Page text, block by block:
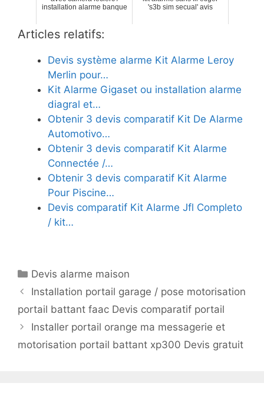
installation alarme banque
's3b sim secual' avis
Articles relatifs:
Devis système alarme Kit Alarme Leroy
Merlin pour…
Kit Alarme Gigaset ou installation alarme
diagral et…
Obtenir 3 devis comparatif Kit De Alarme
Automotivo…
Obtenir 3 devis comparatif Kit Alarme
Connectée /…
Obtenir 3 devis comparatif Kit Alarme
Pour Piscine…
Devis comparatif Kit Alarme Jfl Completo
/ kit…
Catégories
Devis alarme maison
Installation portail garage / pose motorisation
portail battant faac Devis comparatif portail
Installer portail orange ma messagerie et
motorisation portail battant xp300 Devis gratuit